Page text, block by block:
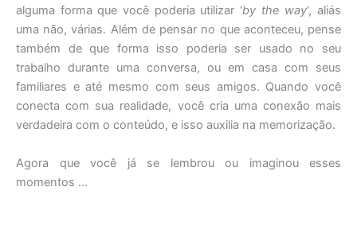
alguma forma que você poderia utilizar ‘by the way’, aliás
uma não, várias. Além de pensar no que aconteceu, pense
também de que forma isso poderia ser usado no seu
trabalho durante uma conversa, ou em casa com seus
familiares e até mesmo com seus amigos. Quando você
conecta com sua realidade, você cria uma conexão mais
verdadeira com o conteúdo, e isso auxilia na memorização.
Agora que você já se lembrou ou imaginou esses
momentos …